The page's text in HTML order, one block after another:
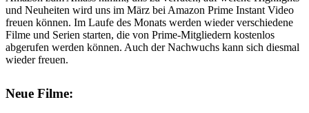
und Neuheiten wird uns im März bei Amazon Prime Instant Video
freuen können. Im Laufe des Monats werden wieder verschiedene
Filme und Serien starten, die von Prime-Mitgliedern kostenlos
abgerufen werden können. Auch der Nachwuchs kann sich diesmal
wieder freuen.
Neue Filme: